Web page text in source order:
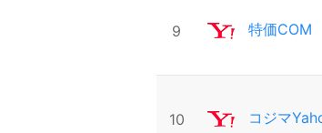
9 特価COM
10 コジマ